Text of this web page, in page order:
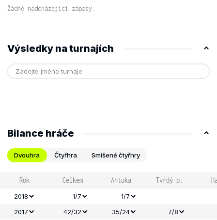
Žádné nadcházející zápasy.
Výsledky na turnajích
Bilance hráče
Dvouhra Čtyřhra Smíšené čtyřhry
Rok Celkem Antuka Tvrdý p.
2018 1/7 1/7 -
2017 42/32 35/24
7/8